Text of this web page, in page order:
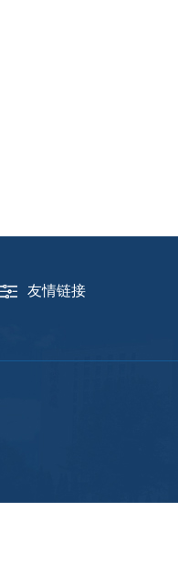
友情链接